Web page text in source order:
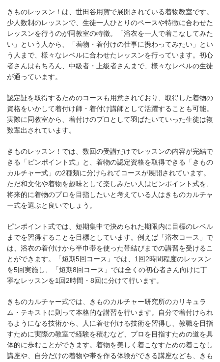
きものレッスン！は、世田谷用賀で展開されている着物教室です。
少人数制のレッスンで、生徒一人ひとりのペースや特徴に合わせた
レッスンを行うのが同教室の特徴。「浴衣を一人で着こなしてみた
い」という人から、「着物・着付けの仕事に携わってみたい」とい
う人まで、様々なレベルに合わせたレッスンを行っています。初心
者さんはもちろん、中級者・上級者さんまで、様々なレベルの生徒
が通っています。
認定証を取得するためのコースも用意されており、取得した着物の
資格をいかして着付け師・着付け講師として活躍することも可能。
実際に同教室から、着付けのプロとして羽ばたいていった生徒は複
数輩出されています。
きものレッスン！では、数回の受講だけでレッスンの内容が完結で
きる「ピンポイント式」と、着物の認定資格を取得できる「きもの
カルチャー式」の2種類に分けられてコースが展開されています。
ただ和文化や着物を趣味として楽しみたい人はピンポイント式を、
将来的に着物のプロを目指したいと考えている人はきものカルチャ
ー式を選ぶと良いでしょう。
ピンポイント式では、短期集中で決められた期限内に目標のレベル
までを習得することを目標としています。例えば「浴衣コース」で
は、浴衣の着付けから半巾帯を使った帯結びまでの講習を受けるこ
とができます。「短期5回コース」では、1回2時間程度のレッスン
を5回実施し、「短期8回コース」では全くの初心者さん向けに丁
寧なレッスンを1回2時間・8回に分けて行います。
きものカルチャー式では、きものカルチャー研究所のカリキュラ
ム・テキストに則って本格的な講習を行います。自分で着付けられ
るようになる技術から、人に着せ付ける技術を習得し、教職を目指
すために実際の教室で経験を積むなど、プロを目指すための道を具
体的に歩むことができます。着物を美しく着こなすための着こなし
講座や、自分だけの着物や帯を作る体験ができる講座なども、きも